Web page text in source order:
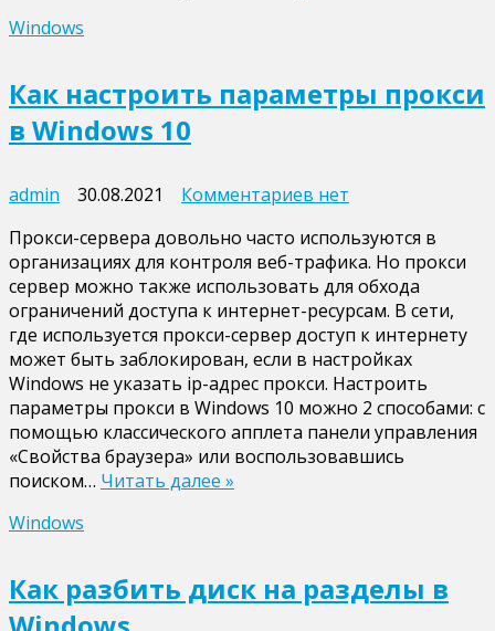
Windows
Как настроить параметры прокси
в Windows 10
admin 30.08.2021 Комментариев к
Как
настроить
параметры
прокси
в
Windows
10
нет
Прокси-сервера довольно часто используются в
организациях для контроля веб-трафика. Но прокси
сервер можно также использовать для обхода
ограничений доступа к интернет-ресурсам. В сети,
где используется прокси-сервер доступ к интернету
может быть заблокирован, если в настройках
Windows не указать ip-адрес прокси. Настроить
параметры прокси в Windows 10 можно 2 способами: с
помощью классического апплета панели управления
«Свойства браузера» или воспользовавшись
поиском… Читать далее »
Windows
Как разбить диск на разделы в